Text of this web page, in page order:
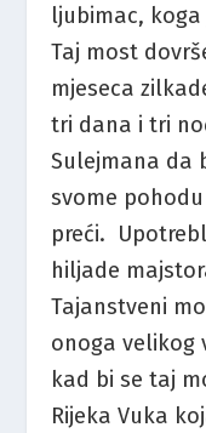
ljubimac,
Taj most
mjeseca
tri dana i tri
Sulejmana da
svome
preći.
hiljade
Tajanstveni
onoga velikog
kad bi se taj
Rijeka Vuka